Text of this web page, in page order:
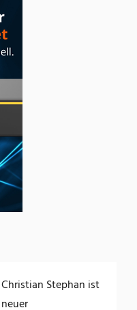
Christian Stephan ist
neuer